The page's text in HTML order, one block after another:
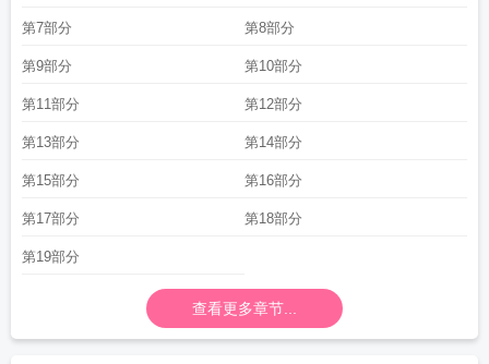
简介 五月宝宝辅食食谱大全 五月份牛吉祥物五月份适合去哪里旅游国内
第7部分 第8部分
第9部分 第10部分
第11部分 第12部分
第13部分 第14部分
第15部分 第16部分
第17部分 第18部分
第19部分
查看更多章节...